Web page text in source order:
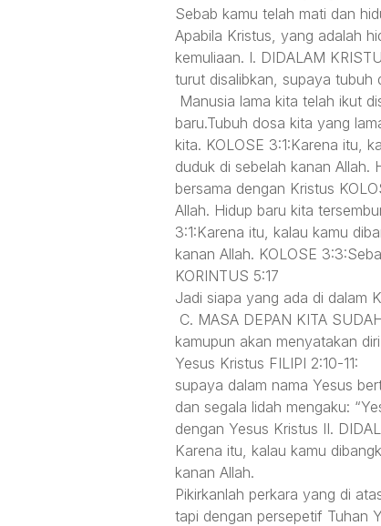
Sebab kamu telah mati dan
Apabila Kristus, yang adalah
kemuliaan. I. DIDALAM
turut disalibkan, supaya tubuh
Manusia lama kita telah ikut
baru.Tubuh dosa kita yang
kita. KOLOSE 3:1:Karena itu,
duduk di sebelah kanan Allah.
bersama dengan Kristus
Allah. Hidup baru kita
3:1:Karena itu, kalau kamu
kanan Allah. KOLOSE
KORINTUS 5:17
Jadi siapa yang ada di dalam
C. MASA DEPAN KITA
kamupun akan menyatakan
Yesus Kristus FILIPI 2:10-11:
supaya dalam nama Yesus
dan segala lidah mengaku:
dengan Yesus Kristus II.
Karena itu, kalau kamu
kanan Allah.
Pikirkanlah perkara yang di
tapi dengan persepetif Tuhan